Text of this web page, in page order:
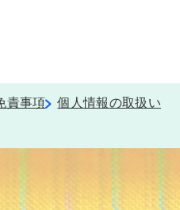
責事項
個人情報の取扱い